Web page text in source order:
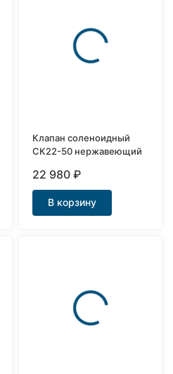
Клапан соленоидный
СК22-50 нержавеющий
22 980₽
В корзину